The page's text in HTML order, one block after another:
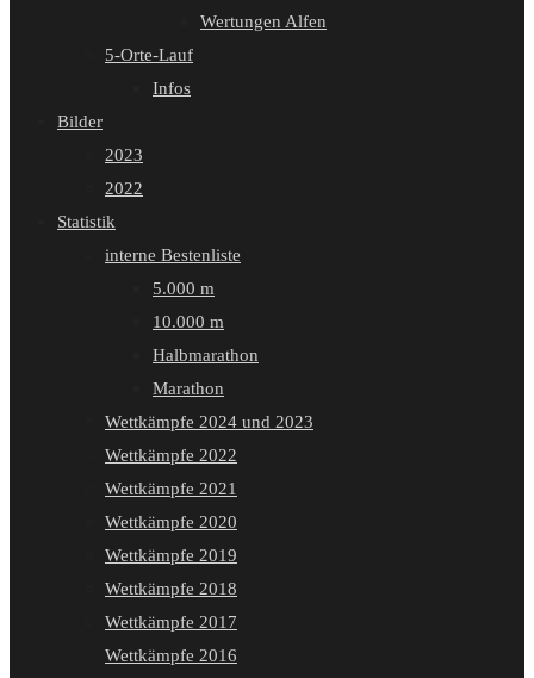
Wertungen Alfen
5-Orte-Lauf
Infos
Bilder
2023
2022
Statistik
interne Bestenliste
5.000 m
10.000 m
Halbmarathon
Marathon
Wettkämpfe 2024 und 2023
Wettkämpfe 2022
Wettkämpfe 2021
Wettkämpfe 2020
Wettkämpfe 2019
Wettkämpfe 2018
Wettkämpfe 2017
Wettkämpfe 2016